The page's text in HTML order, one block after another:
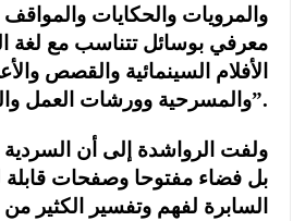
والمرويات والحكايات
معرفي بوسائل تتناسب مع لغة
الأفلام السينمائية والقصص
والمسرحية وورشات العمل والبحوث العلمية”.
ولفت الرواشدة إلى أن
بل فضاء مفتوحا وصفحات قابلة
السابرة لفهم وتفسير الكثير من